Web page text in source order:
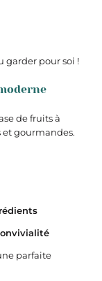
garder pour soi !
de fruits à
et gourmandes.
parfaite